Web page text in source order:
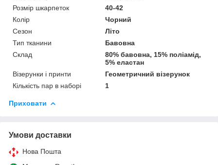
Розмір шкарпеток
40-42
Колір
Чорний
Сезон
Літо
Тип тканини
Бавовна
Склад
80% бавовна, 15% поліамід,
5% еластан
Візерунки і принти
Геометричний візерунок
Кількість пар в наборі
1
Приховати
Умови доставки
Нова Пошта